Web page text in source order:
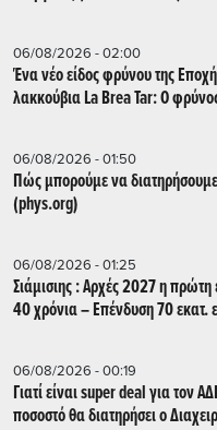
06/08/2026 - 02:00
Ένα νέο είδος φρύνου της
λακκούβια La Brea Tar: Ο
06/08/2026 - 01:50
Πώς μπορούμε να
(phys.org)
06/08/2026 - 01:25
Σιάμισιης : Αρχές 2027 η
40 χρόνια – Επένδυση 70 εκατ.
06/08/2026 - 00:19
Γιατί είναι super deal για τον
ποσοστό θα διατηρήσει ο